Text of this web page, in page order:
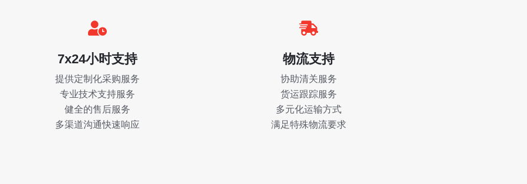
7x24小时支持
提供定制化采购服务
专业技术支持服务
健全的售后服务
多渠道沟通快速响应
物流支持
协助清关服务
货运跟踪服务
多元化运输方式
满足特殊物流要求